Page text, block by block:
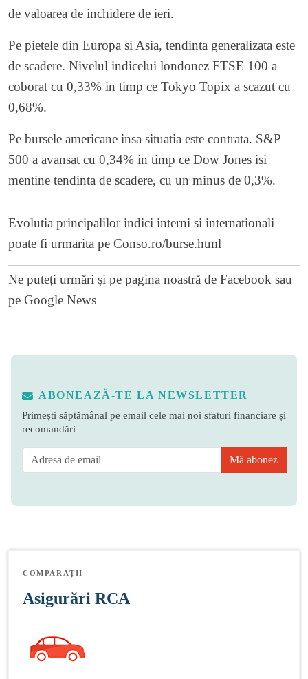
de valoarea de inchidere de ieri.
Pe pietele din Europa si Asia, tendinta generalizata este
de scadere. Nivelul indicelui londonez FTSE 100 a
coborat cu 0,33% in timp ce Tokyo Topix a scazut cu
0,68%.
Pe bursele americane insa situatia este contrata. S&P
500 a avansat cu 0,34% in timp ce Dow Jones isi
mentine tendinta de scadere, cu un minus de 0,3%.
Evolutia principalilor indici interni si internationali
poate fi urmarita pe Conso.ro/burse.html
Ne puteți urmări și pe pagina noastră de Facebook sau
pe Google News
ABONEAZĂ-TE LA NEWSLETTER
Primești săptămânal pe email cele mai noi sfaturi financiare și
recomandări
Mă abonez
COMPARAȚII
Asigurări RCA